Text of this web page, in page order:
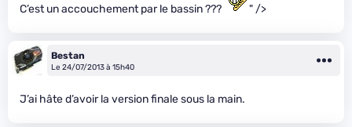
C’est un accouchement par le bassin ??? " />
Bestan
Le 24/07/2013 à 15h40
J’ai hâte d’avoir la version finale sous la main.